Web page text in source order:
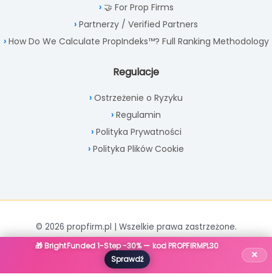
🤝 For Prop Firms
Partnerzy / Verified Partners
How Do We Calculate PropIndeks™? Full Ranking Methodology
Regulacje
Ostrzeżenie o Ryzyku
Regulamin
Polityka Prywatności
Polityka Plików Cookie
© 2026 propfirm.pl | Wszelkie prawa zastrzeżone.
🎁 BrightFunded 1-Step -30% — kod PROPFIRMPL30
Sprawdź
×